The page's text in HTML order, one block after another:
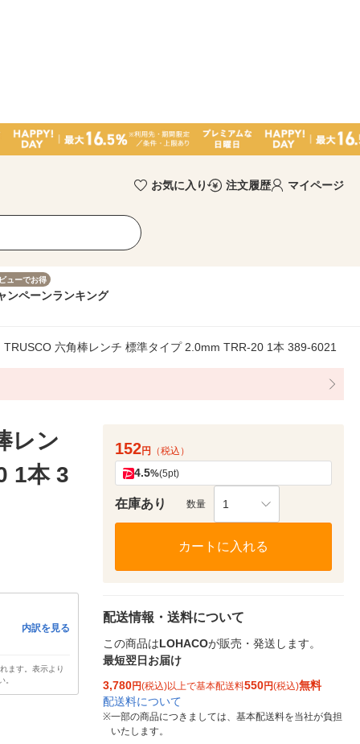
お気に入り 注文履歴 マイページ
ューでお得
ンペーンランキング
TRUSCO 六角棒レンチ 標準タイプ 2.0mm TRR-20 1本 389-6021
レン
1本 3
内訳を見る
ます。表示より
。
152円 （税込）
4.5%(5pt)
在庫あり 数量 1
カートに入れる
配送情報・送料について
この商品はLOHACOが販売・発送します。
最短翌日お届け
3,780円(税込)以上で基本配送料550円(税込)無料
配送料について
※一部の商品につきましては、基本配送料を当社が負担
いたします。